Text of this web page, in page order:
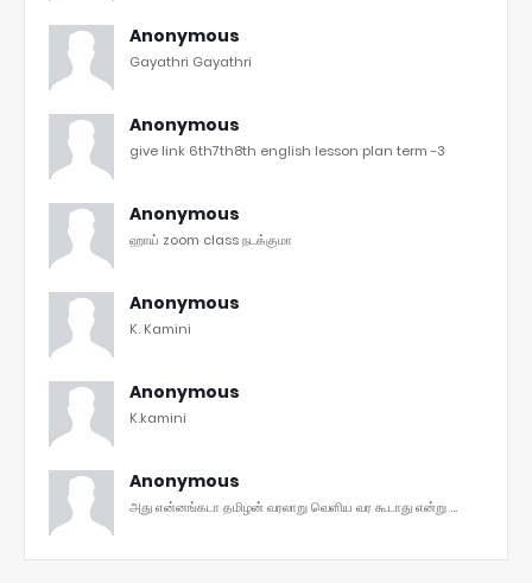
Anonymous
Gayathri Gayathri
Anonymous
give link 6th7th8th english lesson plan term -3
Anonymous
ஹாய் zoom class நடக்குமா
Anonymous
K. Kamini
Anonymous
K.kamini
Anonymous
அது என்னங்கடா தமிழன் வரலாறு வெளிய வர கூடாது என்று ...